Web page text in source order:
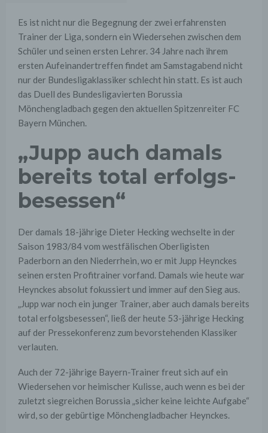
Es ist nicht nur die Begegnung der zwei erfahrensten
Trainer der Liga, sondern ein Wiedersehen zwischen dem
Schüler und seinen ersten Lehrer. 34 Jahre nach ihrem
ersten Aufeinandertreffen findet am Samstagabend nicht
nur der Bundesligaklassiker schlecht hin statt. Es ist auch
das Duell des Bundesligavierten Borussia
Mönchengladbach gegen den aktuellen Spitzenreiter FC
Bayern München.
„Jupp auch da­mals
be­reits total er­folgs­
be­ses­sen“
Der damals 18-jährige Dieter Hecking wechselte in der
Saison 1983/84 vom westfälischen Oberligisten
Paderborn an den Niederrhein, wo er mit Jupp Heynckes
seinen ersten Profitrainer vorfand. Damals wie heute war
Heynckes absolut fokussiert und immer auf den Sieg aus.
„Jupp war noch ein jun­ger Trai­ner, aber auch da­mals be­reits
total er­folgs­be­ses­sen“, ließ der heute 53-jährige Hecking
auf der Pressekonferenz zum bevorstehenden Klassiker
verlauten.
Auch der 72-jährige Bayern-Trainer freut sich auf ein
Wiedersehen vor heimischer Kulisse, auch wenn es bei der
zuletzt siegreichen Borussia „sicher keine leichte Aufgabe“
wird, so der gebürtige Mönchengladbacher Heynckes.